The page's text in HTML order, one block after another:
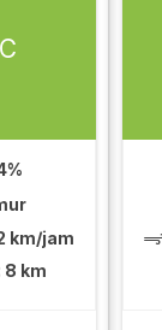
km/jam
8 km